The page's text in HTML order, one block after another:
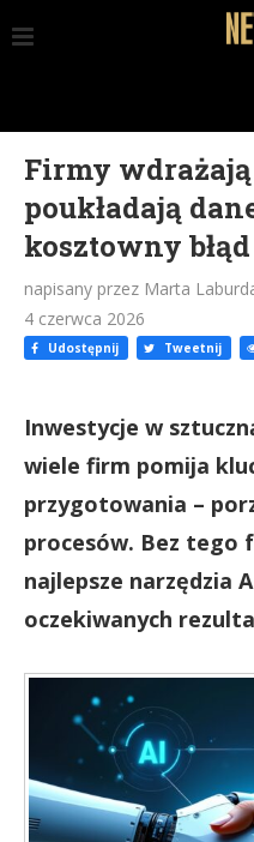
Firmy
poukładają
kosztowny błąd
napisany przez Marta
4 czerwca 2026
Udostępnij Tweetnij
Inwestycje w
wiele firm pomija
przygotowania –
procesów. Bez tego
najlepsze narzędzia
oczekiwanych